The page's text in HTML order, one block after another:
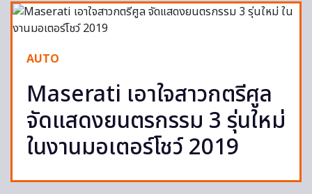
AUTO
Maserati เอาใจสาวกตรีศูล
จัดแสดงยนตรกรรม 3 รุ่นใหม่
ในงานมอเตอร์โชว์ 2019